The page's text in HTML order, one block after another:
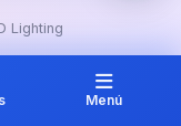
Menú
Lighting